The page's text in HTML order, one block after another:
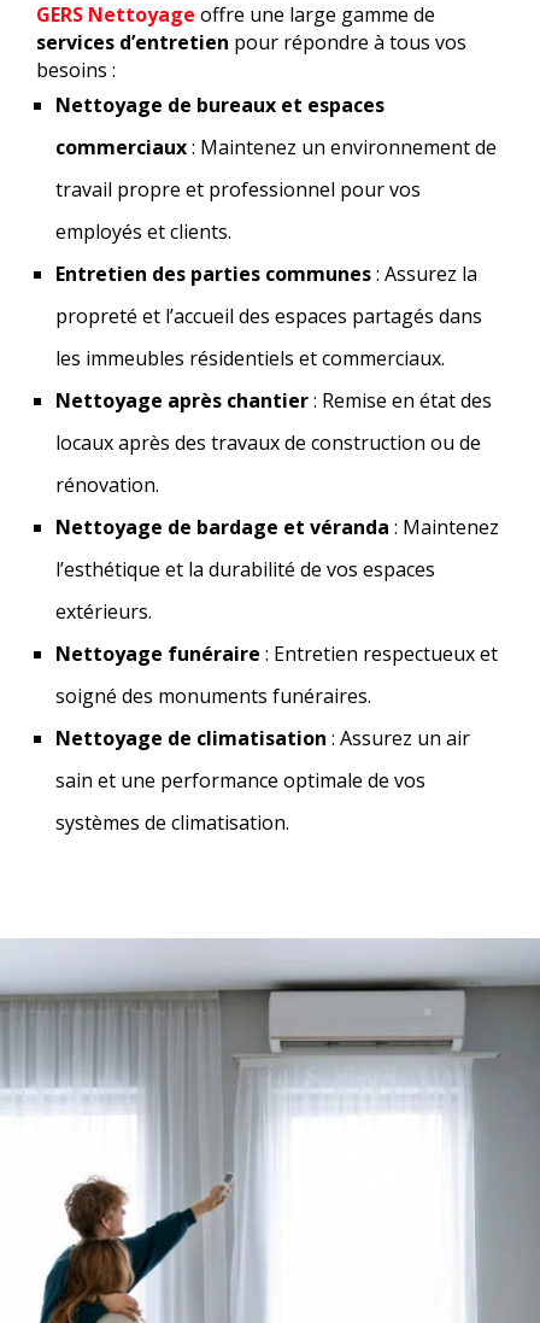
GERS Nettoyage offre une large gamme de
services d’entretien pour répondre à tous vos
besoins :
Nettoyage de bureaux et espaces
commerciaux: Maintenez un environnement de
travail propre et professionnel pour vos
employés et clients.
Entretien des parties communes: Assurez la
propreté et l’accueil des espaces partagés dans
les immeubles résidentiels et commerciaux.
Nettoyage après chantier: Remise en état des
locaux après des travaux de construction ou de
rénovation.
Nettoyage de bardage et véranda : Maintenez
l’esthétique et la durabilité de vos espaces
extérieurs.
Nettoyage funéraire : Entretien respectueux et
soigné des monuments funéraires.
Nettoyage de climatisation : Assurez un air
sain et une performance optimale de vos
systèmes de climatisation.